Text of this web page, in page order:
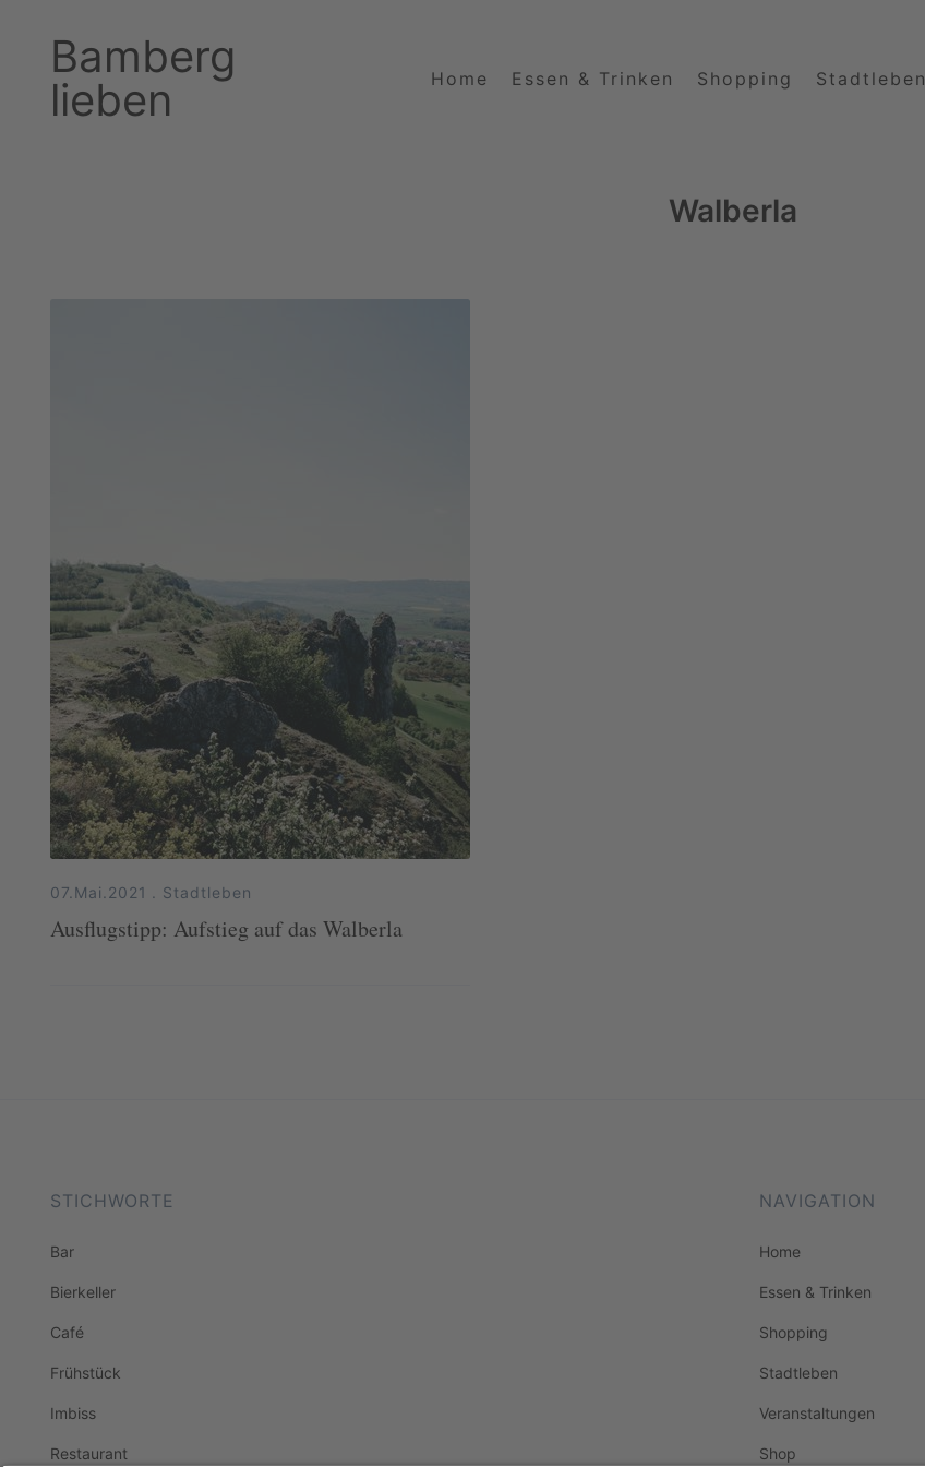
Bamberg
lieben
Home Essen & Trinken Shopping Stadtleben
Walberla
07.Mai.2021 . Stadtleben
Ausflugstipp: Aufstieg auf das Walberla
STICHWORTE
Bar
Bierkeller
Café
Frühstück
Imbiss
Restaurant
NAVIGATION
Home
Essen & Trinken
Shopping
Stadtleben
Veranstaltungen
Shop